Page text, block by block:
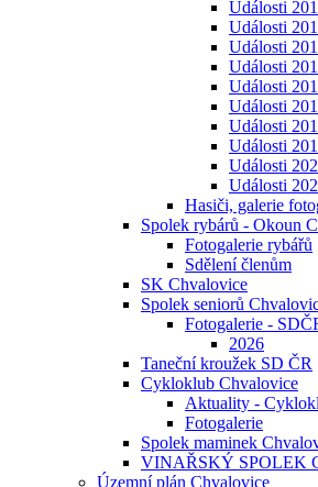
Události
Události
Události
Události
Události
Události
Události
Události
Události
Události
Hasiči, galerie
Spolek rybárů - Okoun
Fotogalerie rybářů
Sdělení členům
SK Chvalovice
Spolek seniorů
Fotogalerie -
2026
Taneční kroužek SD ČR
Cykloklub Chvalovice
Aktuality -
Fotogalerie
Spolek maminek
VINAŘSKÝ SPOLEK
Územní plán Chvalovice